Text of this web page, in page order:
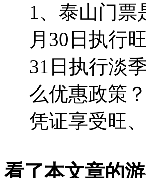
1、泰山门票
月30日执行
31日执行淡
么优惠政策
凭证享受旺
看了本文章的